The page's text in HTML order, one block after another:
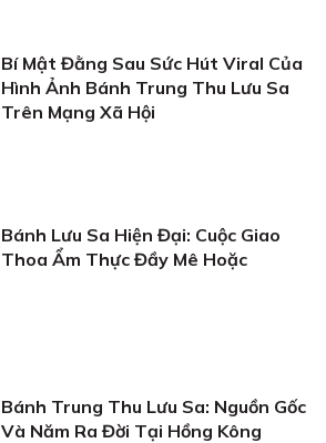
Bí Mật Đằng Sau Sức Hút Viral Của
Hình Ảnh Bánh Trung Thu Lưu Sa
Trên Mạng Xã Hội
Bánh Lưu Sa Hiện Đại: Cuộc Giao
Thoa Ẩm Thực Đầy Mê Hoặc
Bánh Trung Thu Lưu Sa: Nguồn Gốc
Và Năm Ra Đời Tại Hồng Kông